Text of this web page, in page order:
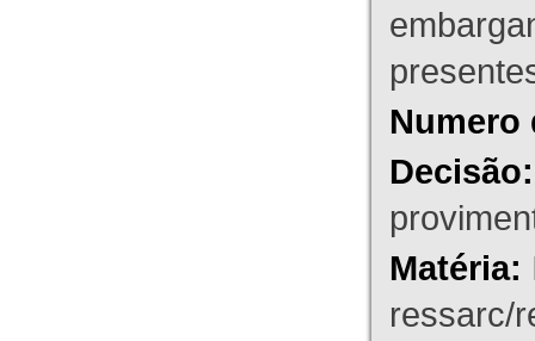
Numero
Decisão:
Matéria:
ressarc/